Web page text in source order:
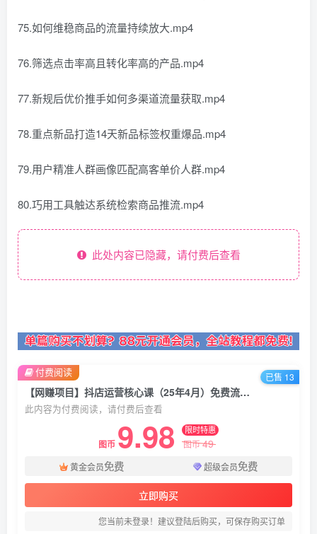
75.如何维稳商品的流量持续放大.mp4
76.筛选点击率高且转化率高的产品.mp4
77.新规后优价推手如何多渠道流量获取.mp4
78.重点新品打造14天新品标签权重爆品.mp4
79.用户精准人群画像匹配高客单价人群.mp4
80.巧用工具触达系统检索商品推流.mp4
此处内容已隐藏，请付费后查看
【网赚项目】抖店运营核心课（25年4月）免费流量获取方法，商城推荐与搜索流量优化实操
此内容为付费阅读，请付费后查看
图币 9.98 限时特惠
图币49
黄金会员免费 超级会员免费
立即购买
您当前未登录！建议登陆后购买，可保存购买订单
付费阅读 已售 13